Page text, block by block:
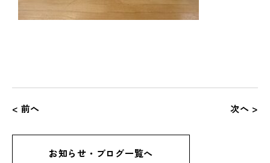
< 前へ 次へ >
お知らせ・ブログ一覧へ